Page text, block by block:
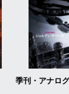
季刊・アナログ